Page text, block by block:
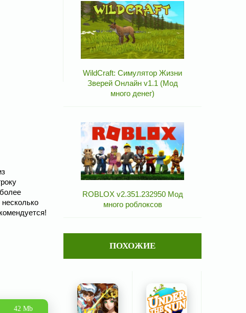
42 Mb
WildCraft: Симулятор Жизни
Зверей Онлайн v1.1 (Мод
много денег)
ROBLOX v2.351.232950 Мод
много роблоксов
ПОХОЖИЕ